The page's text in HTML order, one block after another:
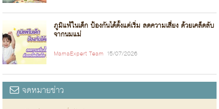
ภูมิแพ้ในเด็ก ป้องกันได้ตั้งแต่เริ่ม ลดความเสี่ยง ด้วยเคล็ดลับ
จากนมแม่
MamaExpert Team 15/07/2026
จดหมายข่าว